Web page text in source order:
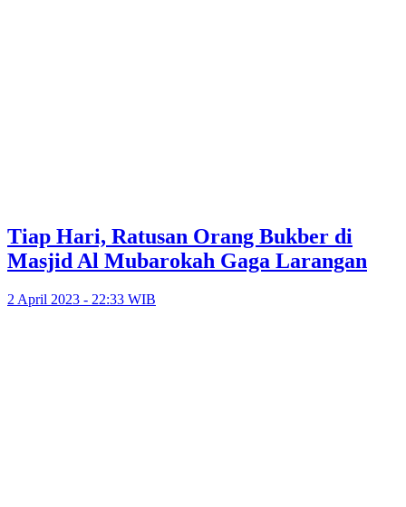
Tiap Hari, Ratusan Orang Bukber di
Masjid Al Mubarokah Gaga Larangan
2 April 2023 - 22:33 WIB